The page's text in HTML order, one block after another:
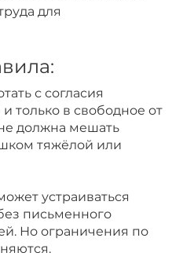
для
с согласия
только в свободное от
должна мешать
тяжёлой или
устраиваться
письменного
Но ограничения по